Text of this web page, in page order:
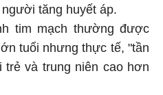
tăng huyết áp.
tim mạch thường được
tuổi nhưng thực tế, "tần
và trung niên cao hơn